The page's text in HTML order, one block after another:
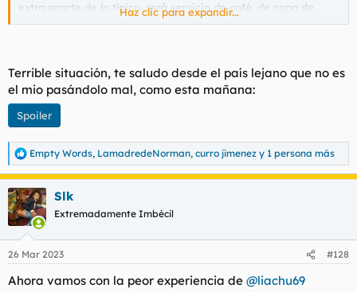
extra aparte de lo típico, será servicio de café, de copa de
cava, de copa de brandy y de chupito de hierbas. Gracias.
Haz clic para expandir...
Terrible situación, te saludo desde el país lejano que no es
el mio pasándolo mal, como esta mañana:
Spoiler
R
e
a
c
c
i
e
:
Empty Words, LamadredeNorman, curro jimenez y 1 persona más
Slk
Extremadamente Imbécil
26 Mar 2023 #128
Ahora vamos con la peor experiencia de @liachu69